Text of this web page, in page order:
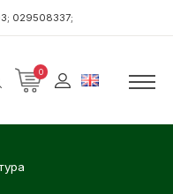
029508337;
0